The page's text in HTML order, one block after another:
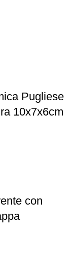
Pugliese
10x7x6cm
con